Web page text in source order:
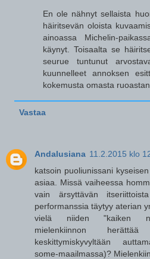
En ole nähnyt sellaista
häiritsevän oloista
ainoassa Michelin-
käynyt. Toisaalta se
seurue tuntunut
kuunnelleet annoksen
kokemusta omasta
Vastaa
Andalusiana 11.2.2015 klo
katsoin puoliunissani
asiaa. Missä vaiheessa
vain ärsyttävän
performanssia täytyy aterian
vielä niiden "kaiken
mielenkiinnon
keskittymiskyvyltään
some-maailmassa)?